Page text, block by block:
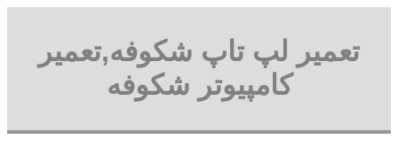
تعمیر لپ تاپ شکوفه,تعمیر
کامپیوتر شکوفه